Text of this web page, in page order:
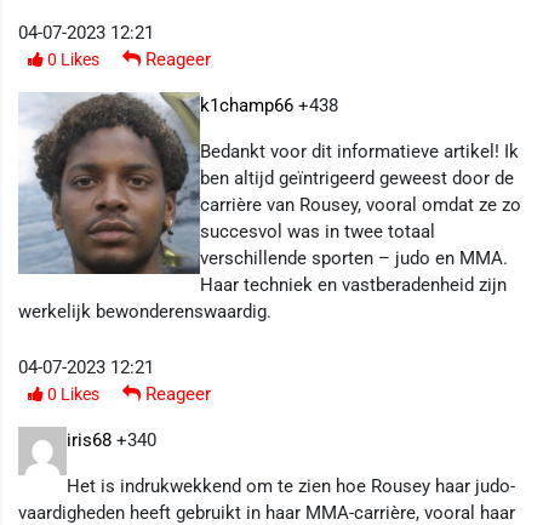
04-07-2023 12:21
0 Likes Reageer
k1champ66 +438
Bedankt voor dit informatieve artikel! Ik
ben altijd geïntrigeerd geweest door de
carrière van Rousey, vooral omdat ze zo
succesvol was in twee totaal
verschillende sporten – judo en MMA.
Haar techniek en vastberadenheid zijn
werkelijk bewonderenswaardig.
04-07-2023 12:21
0 Likes Reageer
iris68 +340
Het is indrukwekkend om te zien hoe Rousey haar judo-
vaardigheden heeft gebruikt in haar MMA-carrière, vooral haar